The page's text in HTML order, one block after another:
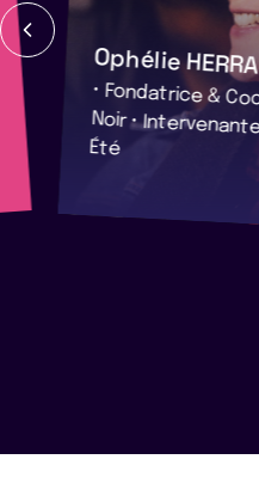
Ophélie
• Fondatrice &
Noir •
Été